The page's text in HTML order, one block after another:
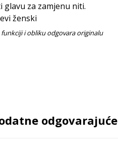
za zamjenu niti.
ženski